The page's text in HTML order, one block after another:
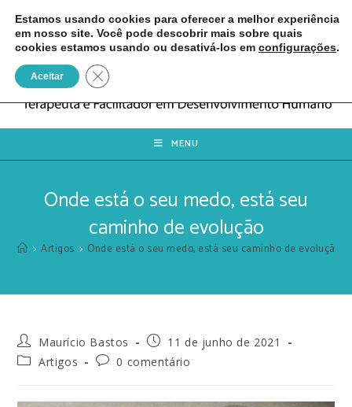
MENU
Onde está o seu medo, está seu
caminho de evolução
> Artigos > Onde está o seu medo, está seu caminho de evolução
Maurício Bastos
11 de junho de 2021
Artigos
0 comentário
Estamos usando cookies para oferecer a melhor experiência
em nosso site. Você pode descobrir mais sobre quais
cookies estamos usando ou desativá-los em configurações.
Aceitar Close GDPR Cookie Banner